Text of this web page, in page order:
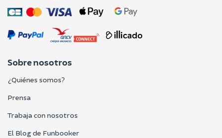
Sobre nosotros
¿Quiénes somos?
Prensa
Trabaja con nosotros
El Blog de Funbooker